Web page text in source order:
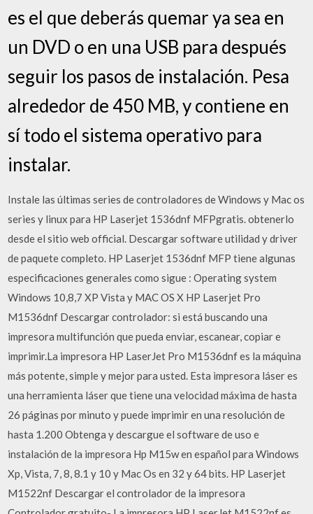
es el que deberás quemar ya sea en
un DVD o en una USB para después
seguir los pasos de instalación. Pesa
alrededor de 450 MB, y contiene en
sí todo el sistema operativo para
instalar.
Instale las últimas series de controladores de Windows y Mac os
series y linux para HP Laserjet 1536dnf MFPgratis. obtenerlo
desde el sitio web official. Descargar software utilidad y driver
de paquete completo. HP Laserjet 1536dnf MFP tiene algunas
especificaciones generales como sigue : Operating system
Windows 10,8,7 XP Vista y MAC OS X HP Laserjet Pro
M1536dnf Descargar controlador: si está buscando una
impresora multifunción que pueda enviar, escanear, copiar e
imprimir.La impresora HP LaserJet Pro M1536dnf es la máquina
más potente, simple y mejor para usted. Esta impresora láser es
una herramienta láser que tiene una velocidad máxima de hasta
26 páginas por minuto y puede imprimir en una resolución de
hasta 1.200 Obtenga y descargue el software de uso e
instalación de la impresora Hp M15w en español para Windows
Xp, Vista, 7, 8, 8.1 y 10 y Mac Os en 32 y 64 bits. HP Laserjet
M1522nf Descargar el controlador de la impresora